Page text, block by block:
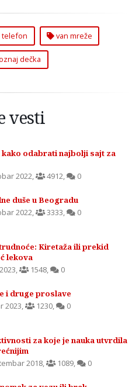
telefon van mreže
dečka
vesti
kako odabrati najbolji sajt za
2022, 4912, 0
duše u Beogradu
2022, 3333, 0
Kiretaža ili prekid
lekova
, 1548, 0
i druge proslave
2023, 1230, 0
za koje je nauka utvrdila
2018, 1089, 0